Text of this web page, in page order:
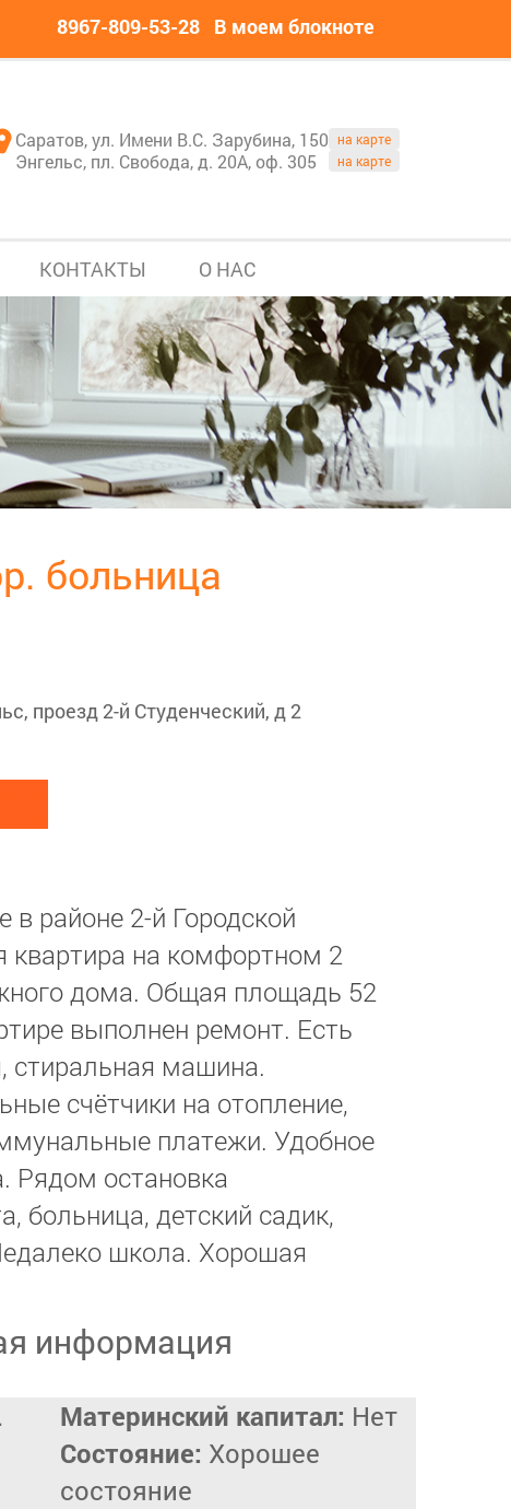
8967-809-53-28 В моем блокноте
Саратов, ул. Имени В.С. Зарубина, 150 на карте
Энгельс, пл. Свобода, д. 20А, оф. 305 на карте
КОНТАКТЫ О НАС
больница
проезд 2-й Студенческий, д 2
районе 2-й Городской
квартира на комфортном 2
дома. Общая площадь 52
выполнен ремонт. Есть
стиральная машина.
счётчики на отопление,
платежи. Удобное
Рядом остановка
больница, детский садик,
школа. Хорошая
информация
Материнский капитал: Нет
Состояние: Хорошее
состояние